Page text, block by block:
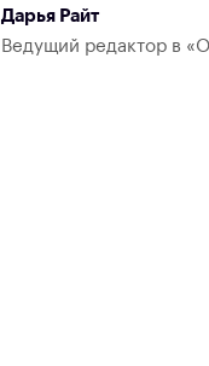
Дарья Райт
Ведущий редактор в